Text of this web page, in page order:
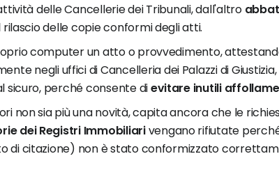
delle Cancellerie dei Tribunali, dall'altro
delle copie conformi degli atti.
computer un atto o provvedimento,
negliuffici di Cancelleria dei Palazzi di
sicuro, perché consente dievitare inutili
non sia più una novità, capita ancora che le
dei Registri Immobiliarivengano rifiutate
di citazione) non è stato conformizzato